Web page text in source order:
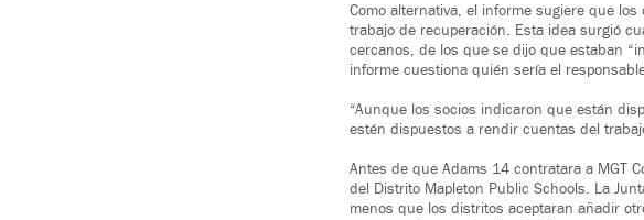
Como alternativa, el informe sugiere que
trabajo de recuperación. Esta idea surgió
cercanos, de los que se dijo que estaban
informe cuestiona quién sería el
“Aunque los socios indicaron que están
estén dispuestos a rendir cuentas del
Antes de que Adams 14 contratara a MGT
del Distrito Mapleton Public Schools. La
menos que los distritos aceptaran añadir